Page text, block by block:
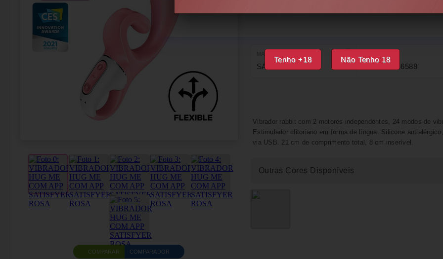
Tenho +18 Não Tenho 18
COMPARAR COMPARADOR
SATISFYER 4061504036588
Vibrador rabbit com 2 motores independentes, 24 modos de
Estimulador clitoriano em forma de língua. Silicone
via USB. 21 cm de comprimento total, 8 cm inserível.
Outras Cores Disponíveis